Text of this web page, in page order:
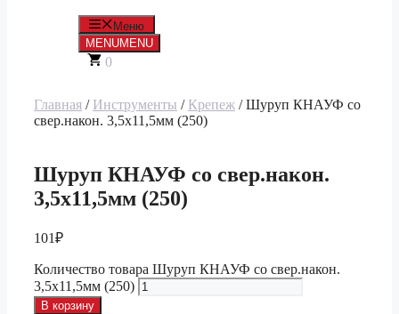
Меню
MENUMENU
0
Главная / Инструменты / Крепеж / Шуруп КНАУФ со
свер.након. 3,5х11,5мм (250)
Шуруп КНАУФ со свер.након.
3,5х11,5мм (250)
101₽
Количество товара Шуруп КНАУФ со свер.након.
3,5х11,5мм (250)
В корзину